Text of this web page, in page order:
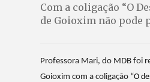
Com a coligação “O
de Goioxim não pode
Professora Mari, do MDB foi
Goioxim com a coligação “O